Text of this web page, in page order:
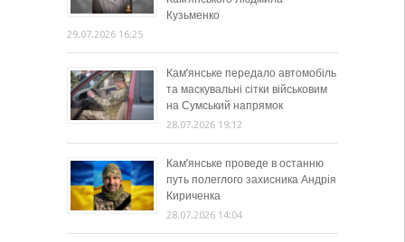
Кузьменко
29.07.2026 16:25
Кам’янське передало автомобіль
та маскувальні сітки військовим
на Сумський напрямок
28.07.2026 19:12
Кам’янське проведе в останню
путь полеглого захисника Андрія
Кириченка
28.07.2026 14:04